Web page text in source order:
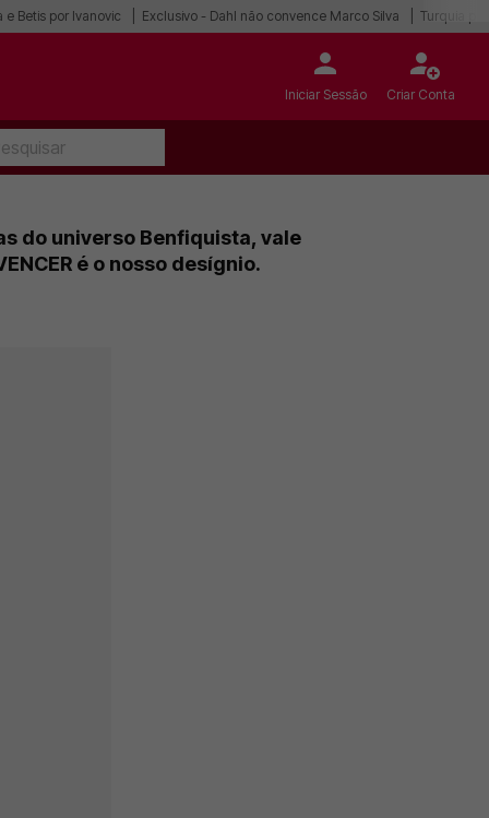
Betis por Ivanovic Exclusivo - Dahl não convence Marco Silva Turquia
Iniciar Sessão Criar Conta
do universo Benfiquista, vale
é o nosso desígnio.